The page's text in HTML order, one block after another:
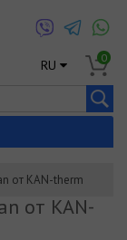
RU 0
от KAN-therm
от KAN-